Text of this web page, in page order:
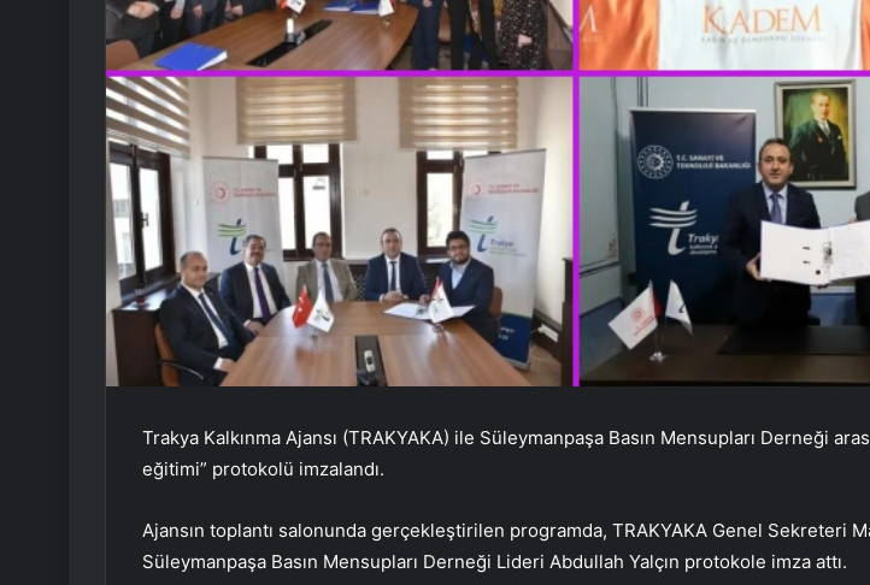
Trakya Kalkınma Ajansı (TRAKYAKA) ile Süleymanpaşa Basın Mensupları Derneği
eğitimi” protokolü imzalandı.
Ajansın toplantı salonunda gerçekleştirilen programda, TRAKYAKA Genel Sekreteri
Süleymanpaşa Basın Mensupları Derneği Lideri Abdullah Yalçın protokole imza attı.